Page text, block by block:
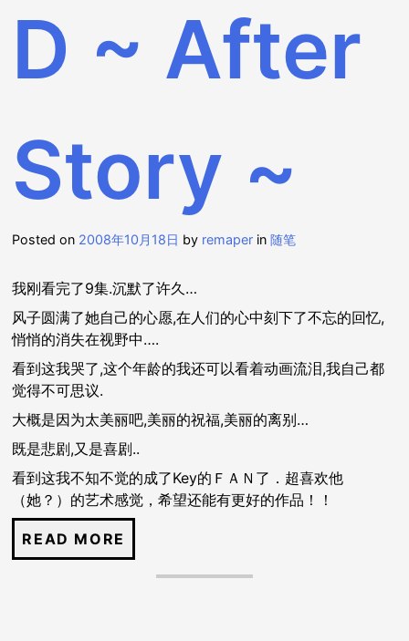
D ~ After
Story ~
Posted on 2008年10月18日 by remaper in随笔
我刚看完了9集.沉默了许久…
风子圆满了她自己的心愿,在人们的心中刻下了不忘的回忆,
悄悄的消失在视野中….
看到这我哭了,这个年龄的我还可以看着动画流泪,我自己都
觉得不可思议.
大概是因为太美丽吧,美丽的祝福,美丽的离别…
既是悲剧,又是喜剧..
看到这我不知不觉的成了Key的ＦＡＮ了．超喜欢他
（她？）的艺术感觉，希望还能有更好的作品！！